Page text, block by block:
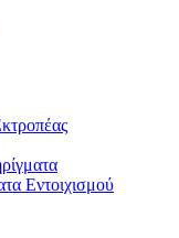
Εντοιχισμού